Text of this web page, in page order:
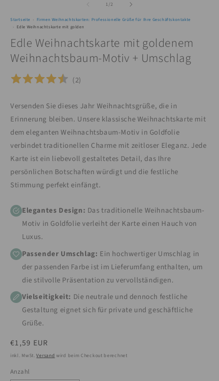
öffnen
1 /von
2
Startseite
Firmen Weihnachtskarten: Professionelle Grüße für Ihre Geschäftskontakte
Edle Weihnachtskarte mit goldenem Weihnachtsbaum-Motiv + Umschlag
Edle Weihnachtskarte mit goldenem
Weihnachtsbaum-Motiv + Umschlag
(2)
Versenden Sie dieses Jahr Weihnachtsgrüße, die in
Erinnerung bleiben. Unsere klassische Weihnachtskarte mit
dem eleganten Weihnachtsbaum-Motiv in Goldfolie
verbindet traditionellen Charme mit zeitloser Eleganz. Jede
Karte ist ein liebevoll gestaltetes Detail, das Ihre
persönlichen Botschaften würdigt und die festliche
Stimmung perfekt einfängt.
Elegantes Design: Das traditionelle Weihnachtsbaum-
Motiv in Goldfolie verleiht der Karte einen Hauch von
Luxus.
Passender Umschlag: Ein hochwertiger Umschlag in
der passenden Farbe ist im Lieferumfang enthalten, um
die stilvolle Präsentation zu vervollständigen.
Vielseitigkeit: Die neutrale und dennoch festliche
Gestaltung eignet sich für private und geschäftliche
Grüße.
Normaler
Preis
€1,59 EUR
inkl. MwSt.Versand wird beim Checkout berechnet
Anzahl